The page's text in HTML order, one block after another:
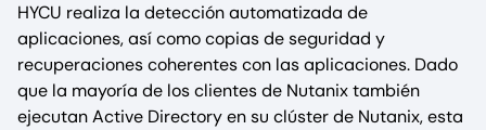
HYCU realiza la detección automatizada de
aplicaciones, así como copias de seguridad y
recuperaciones coherentes con las aplicaciones. Dado
que la mayoría de los clientes de Nutanix también
ejecutan Active Directory en su clúster de Nutanix, esta